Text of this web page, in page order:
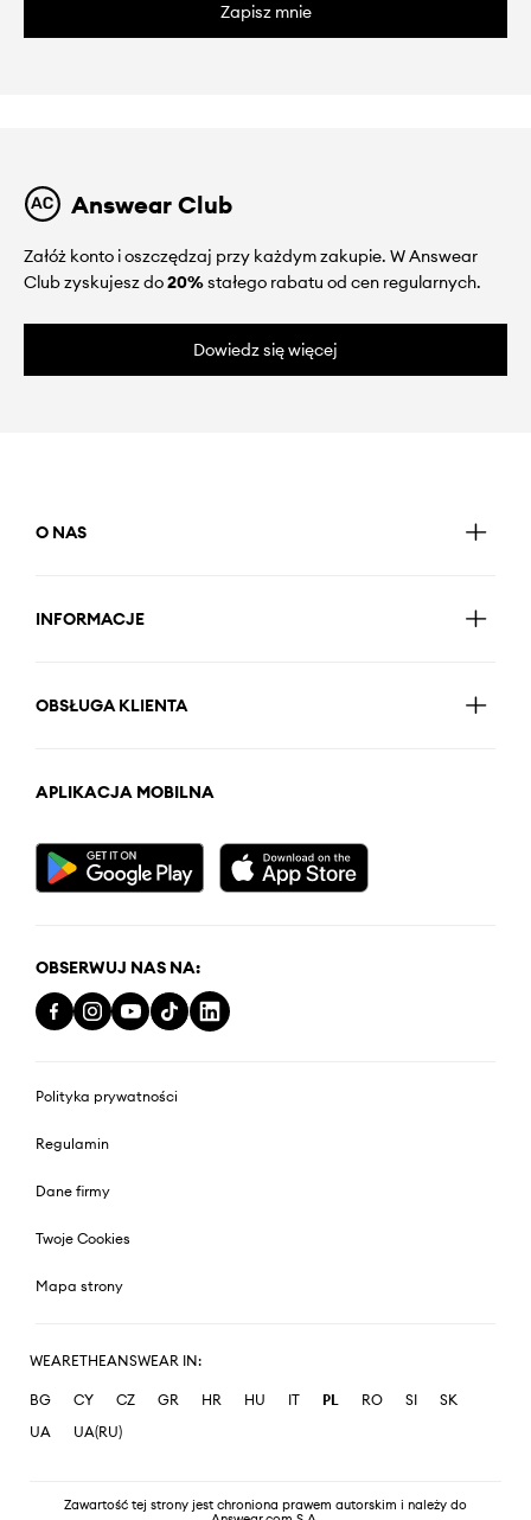
Zapisz mnie
Answear Club
Załóż konto i oszczędzaj przy każdym zakupie. W Answear
Club zyskujesz do20%stałego rabatu od cen regularnych.
Dowiedz się więcej
O NAS
INFORMACJE
OBSŁUGA KLIENTA
APLIKACJA MOBILNA
OBSERWUJ NAS NA:
Polityka prywatności
Regulamin
Dane firmy
Twoje Cookies
Mapa strony
WEARETHEANSWEAR IN:
BG CY CZ GR HR HU IT PL RO SI
SK
UA
UA(RU)
Zawartość tej strony jest chroniona prawem autorskim i należy do